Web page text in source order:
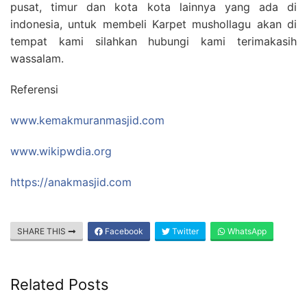
pusat, timur dan kota kota lainnya yang ada di
indonesia, untuk membeli Karpet mushollagu akan di
tempat kami silahkan hubungi kami terimakasih
wassalam.
Referensi
www.kemakmuranmasjid.com
www.wikipwdia.org
https://anakmasjid.com
SHARE THIS Facebook Twitter WhatsApp
Related Posts